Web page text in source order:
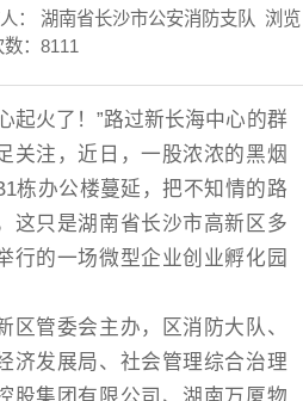
： 湖南省长沙市公安消防支队
浏览
数：8111
火了！”路过新长海中心的群
关注，近日，一股浓浓的黑烟
栋办公楼蔓延，把不知情的路
这只是湖南省长沙市高新区多
行的一场微型企业创业孵化园
管委会主办，区消防大队、
济发展局、社会管理综合治理
股集团有限公司、湖南万厦物